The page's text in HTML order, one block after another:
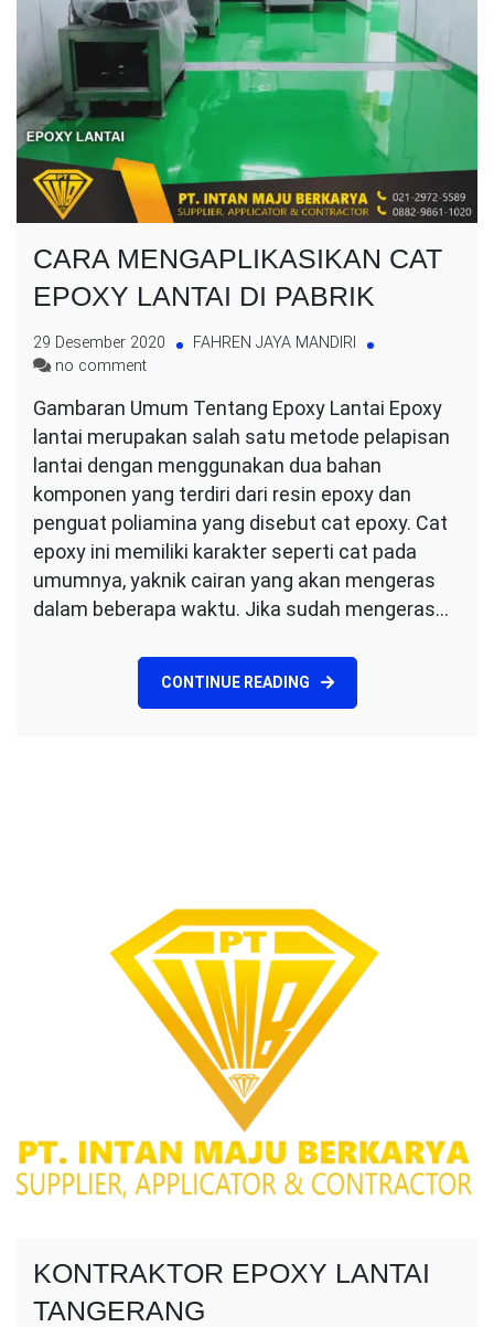
CARA MENGAPLIKASIKAN CAT
EPOXY LANTAI DI PABRIK
29 Desember 2020
FAHREN JAYA MANDIRI
no commenton
MENGAPLIKASIKAN
CAT
EPOXY
DI
PABRIK
Gambaran Umum Tentang Epoxy Lantai Epoxy
lantai merupakan salah satu metode pelapisan
lantai dengan menggunakan dua bahan
komponen yang terdiri dari resin epoxy dan
penguat poliamina yang disebut cat epoxy. Cat
epoxy ini memiliki karakter seperti cat pada
umumnya, yaknik cairan yang akan mengeras
dalam beberapa waktu. Jika sudah mengeras…
CONTINUE READING
KONTRAKTOR EPOXY LANTAI
TANGERANG